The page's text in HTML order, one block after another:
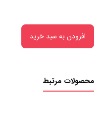
افزودن به سبد خرید
محصولات مرتبط